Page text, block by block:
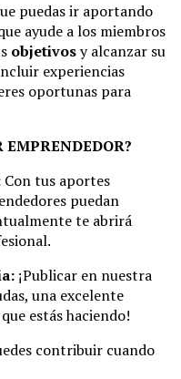
puedas ir aportando
ayude a los miembros
objetivosy alcanzar su
experiencias
oportunas para
EMPRENDEDOR?
Con tus aportes
puedan
te abrirá
¡Publicar en nuestra
una excelente
estás haciendo!
contribuir cuando